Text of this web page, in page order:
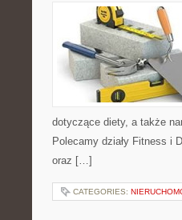
dotyczące diety, a także
Polecamy działy Fitness i
oraz […]
CATEGORIES: